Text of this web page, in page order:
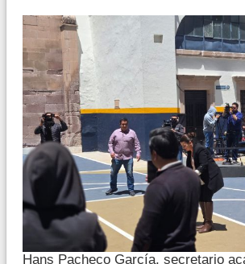
Hans Pacheco García, secretario